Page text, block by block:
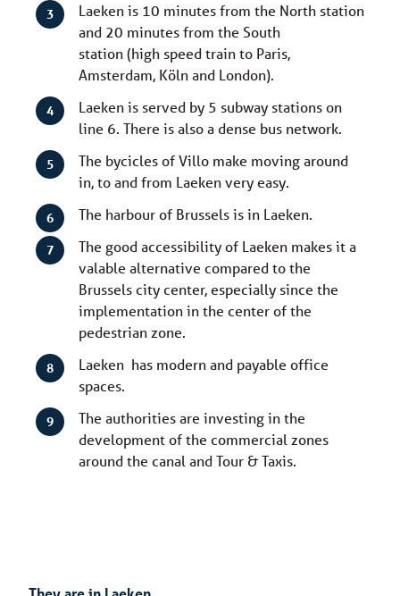
Laeken is 10 minutes from the North station
and 20 minutes from the South
station (high speed train to Paris,
Amsterdam, Köln and London).
Laeken is served by 5 subway stations on
line 6. There is also a dense bus network.
The bycicles of Villo make moving around
in, to and from Laeken very easy.
The harbour of Brussels is in Laeken.
The good accessibility of Laeken makes it a
valable alternative compared to the
Brussels city center, especially since the
implementation in the center of the
pedestrian zone.
Laeken has modern and payable office
spaces.
The authorities are investing in the
development of the commercial zones
around the canal and Tour & Taxis.